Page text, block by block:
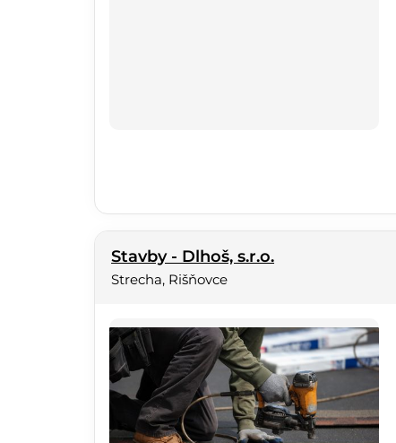
Stavby - Dlhoš, s.r.o.
Strecha, Rišňovce